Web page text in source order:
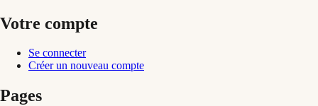
Votre compte
Se connecter
Créer un nouveau compte
Pages